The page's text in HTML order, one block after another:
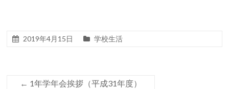
2019年4月15日 学校生活
← 1年学年会挨拶（平成31年度）